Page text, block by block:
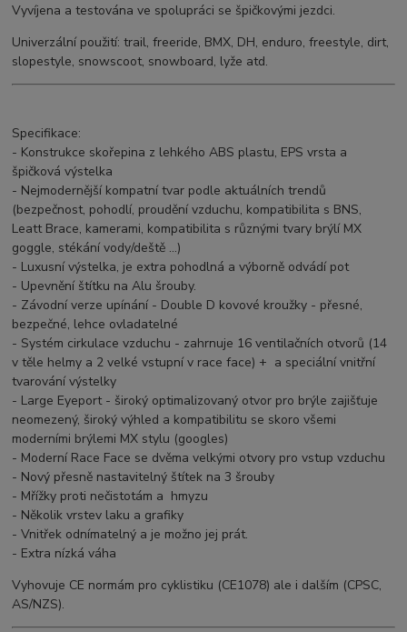
Vyvíjena a testována ve spolupráci se špičkovými jezdci.
Univerzální použití: trail, freeride, BMX, DH, enduro, freestyle, dirt,
slopestyle, snowscoot, snowboard, lyže atd.
Specifikace:
- Konstrukce skořepina z lehkého ABS plastu, EPS vrsta a
špičková výstelka
- Nejmodernější kompatní tvar podle aktuálních trendů
(bezpečnost, pohodlí, proudění vzduchu, kompatibilita s BNS,
Leatt Brace, kamerami, kompatibilita s různými tvary brýlí MX
goggle, stékání vody/deště ...)
- Luxusní výstelka, je extra pohodlná a výborně odvádí pot
- Upevnění štítku na Alu šrouby.
- Závodní verze upínání - Double D kovové kroužky - přesné,
bezpečné, lehce ovladatelné
- Systém cirkulace vzduchu - zahrnuje 16 ventilačních otvorů (14
v těle helmy a 2 velké vstupní v race face) + a speciální vnitřní
tvarování výstelky
- Large Eyeport - široký optimalizovaný otvor pro brýle zajišťuje
neomezený, široký výhled a kompatibilitu se skoro všemi
moderními brýlemi MX stylu (googles)
- Moderní Race Face se dvěma velkými otvory pro vstup vzduchu
- Nový přesně nastavitelný štítek na 3 šrouby
- Mřížky proti nečistotám a hmyzu
- Několik vrstev laku a grafiky
- Vnitřek odnímatelný a je možno jej prát.
- Extra nízká váha
Vyhovuje CE normám pro cyklistiku (CE1078) ale i dalším (CPSC,
AS/NZS).